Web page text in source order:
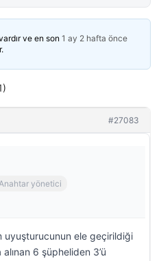
ve en son 1 ay 2 hafta önce
#27083
Anahtar yönetici
uyuşturucunun ele geçirildiği
6 şüpheliden 3’ü